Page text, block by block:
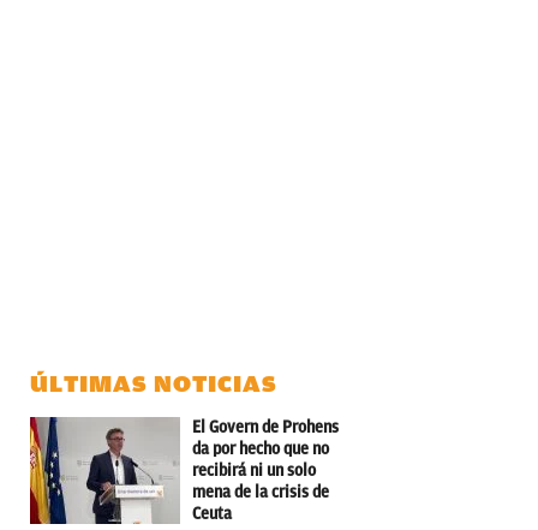
ÚLTIMAS NOTICIAS
El Govern de Prohens
da por hecho que no
recibirá ni un solo
mena de la crisis de
Ceuta